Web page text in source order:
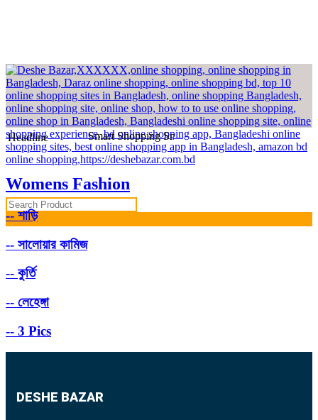
Headline Smart Shopping Smart Life
Womens Fashion
-- শাড়ি
-- সালোয়ার কামিজ
-- কুর্তি
-- লেহেঙ্গা
-- 3 Pics
DESHE BAZAR